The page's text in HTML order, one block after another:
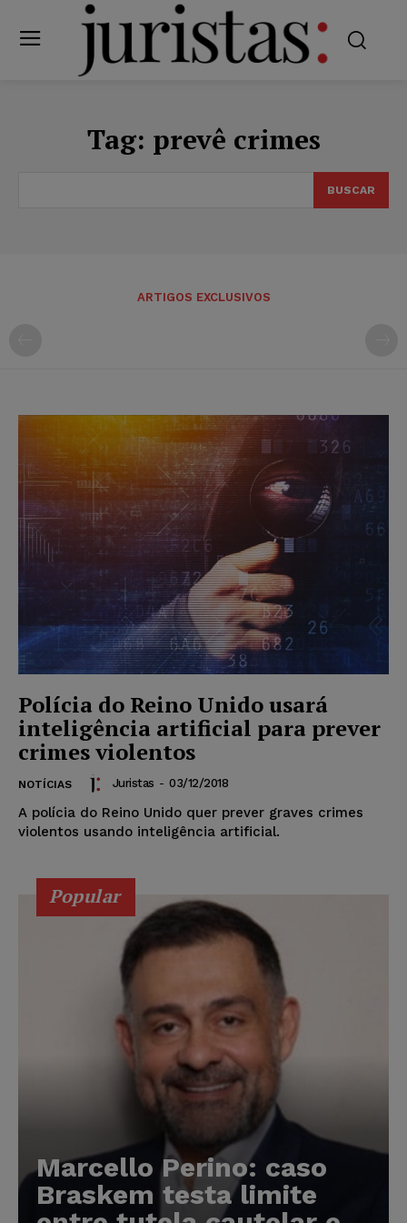
Tag: prevê crimes
BUSCAR
ARTIGOS EXCLUSIVOS
Polícia do Reino Unido usará
inteligência artificial para prever
crimes violentos
NOTÍCIAS Juristas - 03/12/2018
A polícia do Reino Unido quer prever graves crimes
violentos usando inteligência artificial.
Popular
Marcello Perino: caso
Braskem testa limite